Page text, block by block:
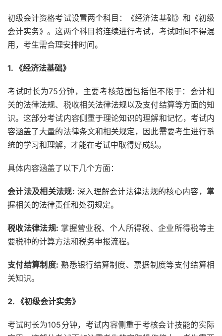
初级会计资格考试设置两个科目：《经济法基础》和《初级
会计实务》。这两个科目将连续进行考试，考试时间不得混
用，考生需合理安排时间。
1. 《经济法基础》
考试时长为75分钟，主要考核范围包括但不限于：会计相
关的法律法规、税收相关法律法规以及支付结算等方面的知
识。这部分考试内容侧重于理论知识的理解和记忆，考试内
容涵盖了大量的法律条文和相关规定，因此需要考生进行系
统的学习和理解，才能在考试中取得好成绩。
具体内容涵盖了以下几个方面：
会计法及相关法规: 深入理解会计法律法规的核心内容，掌
握相关的法律责任和处罚规定。
税收法律法规: 掌握营业税、个人所得税、企业所得税等主
要税种的计算方法和税务申报流程。
支付结算制度: 熟悉银行结算制度、票据制度等支付结算相
关知识。
2. 《初级会计实务》
考试时长为105分钟，考试内容侧重于考核会计技能的实际